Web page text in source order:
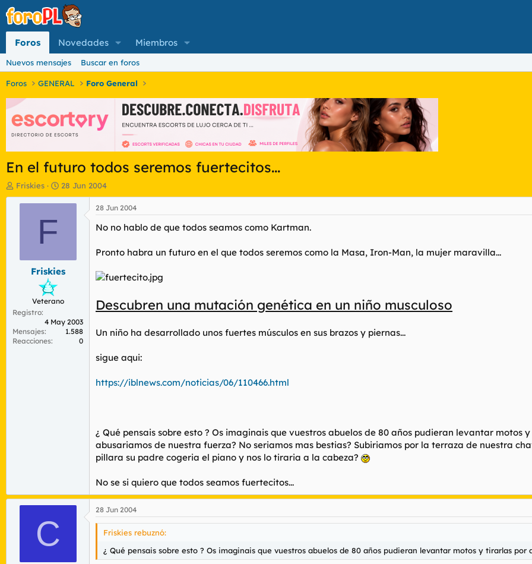
Foros Novedades Miembros
Nuevos mensajes Buscar en foros
Foros GENERAL Foro General
En el futuro todos seremos fuertecitos...
I
n
o
t
m
a
Friskies
F
e
c
i
n
i
28 Jun 2004
F
Friskies
Veterano
Registro
4 May 2003
Mensajes
1.588
Reacciones
0
28 Jun 2004
No no hablo de que todos seamos como Kartman.
Pronto habra un futuro en el que todos seremos como la Masa, Iron-Man, la mujer maravilla...
Descubren una mutación genética en un niño musculoso
Un niño ha desarrollado unos fuertes músculos en sus brazos y piernas...
sigue aqui:
https://iblnews.com/noticias/06/110466.html
¿ Qué pensais sobre esto ? Os imaginais que vuestros abuelos de 80 años pudieran levantar
abusariamos de nuestra fuerza? No seriamos mas bestias? Subiriamos por la terraza de nuestra
pillara su padre cogeria el piano y nos lo tiraria a la cabeza?
No se si quiero que todos seamos fuertecitos...
C
28 Jun 2004
Friskies rebuznó:
¿ Qué pensais sobre esto ? Os imaginais que vuestros abuelos de 80 años pudieran levantar motos y tirarlas por